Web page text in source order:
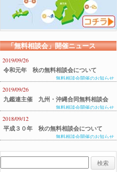
「無料相談会」開催ニュース
2019/09/26
令和元年 秋の無料相談会について
無料相談会開催のお知らせ
2019/09/26
九鑑連主催 九州・沖縄合同無料相談会
のご案内
無料相談会開催のお知らせ
2018/09/12
平成３０年 秋の無料相談会について
無料相談会開催のお知らせ